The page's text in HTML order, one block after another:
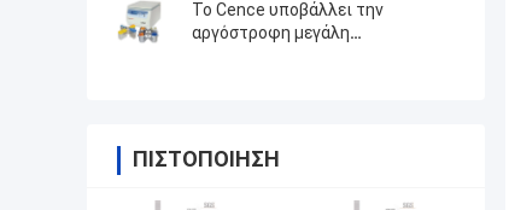
Το Cence υποβάλλει την
αργόστροφη μεγάλη
ΠΙΣΤΟΠΟΊΗΣΗ